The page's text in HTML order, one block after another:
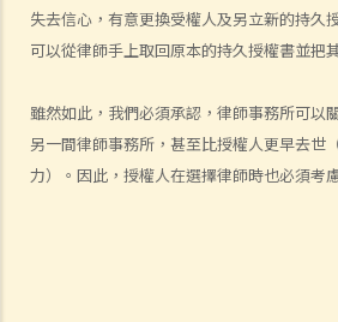
失去信心，有意更換受權人及另立新的持久
可以從律師手上取回原本的持久授權書並把
雖然如此，我們必須承認，律師事務所可以
另一間律師事務所，甚至比授權人更早去世
力）。因此，授權人在選擇律師時也必須考
b. 責任和法律責任
1. 我的父母年紀已老，他們想要任命我為他
我需要照顧他們的財政事務。但我應當如何
其他兄弟姐妹，我可不想因為父母的資產管
說，我更不想其他兄弟姐妹指責我未有妥善管